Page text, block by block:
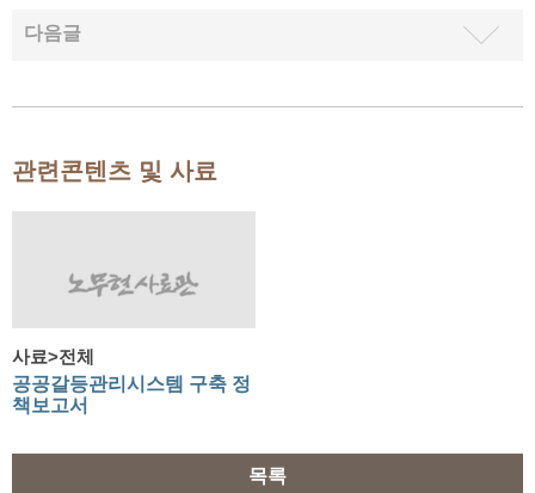
다음글
관련콘텐츠 및 사료
사료>전체
공공갈등관리시스템 구축 정
책보고서
목록